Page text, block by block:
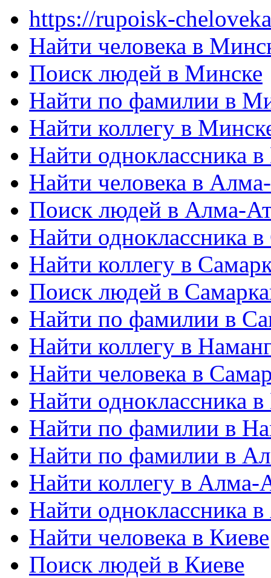
https://rupoisk-
Найти человека в
Поиск людей в Минске
Найти по фамилии в
Найти коллегу в
Найти одноклассника
Найти человека в
Поиск людей в Алма-
Найти одноклассника
Найти коллегу в
Поиск людей в
Найти по фамилии в
Найти коллегу в
Найти человека в
Найти одноклассника
Найти по фамилии в
Найти по фамилии в
Найти коллегу в Алма-
Найти одноклассника
Найти человека в Киеве
Поиск людей в Киеве